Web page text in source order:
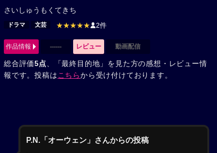
さいしゅうもくてきち
ドラマ 文芸 ★★★★★ 2件
作品情報 ------ レビュー 動画配信
総合評価5点 、「最終目的地」を見た方の感想・レビュー情
報です。投稿は こちらから受け付けております。
P.N.「オーウェン」さんからの投稿